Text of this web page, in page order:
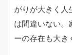
がりが大きく人
は間違いない。
ーの存在も大き